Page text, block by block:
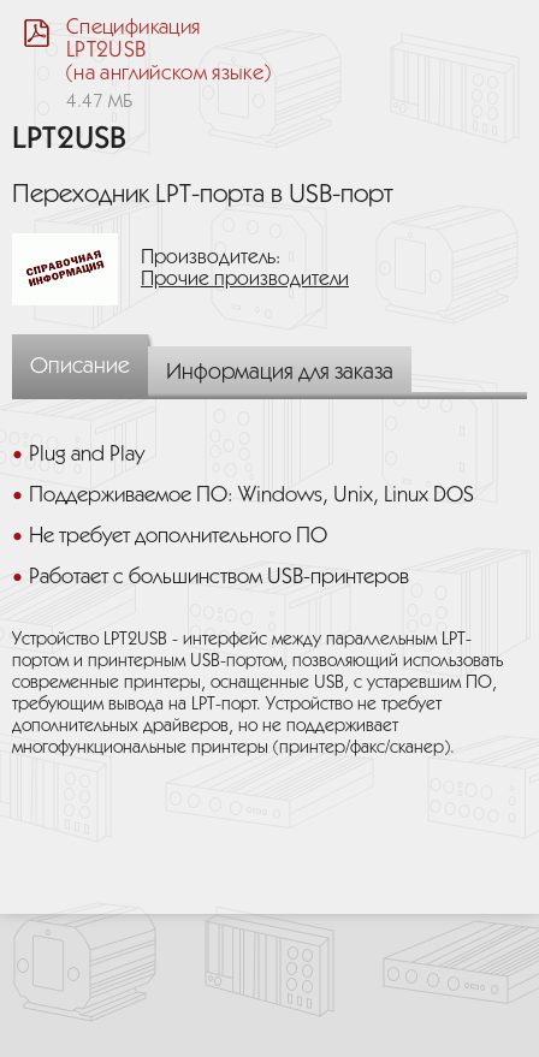
Спецификация
LPT2USB
(на английском языке)
4.47 МБ
LPT2USB
Переходник LPT-порта в USB-порт
Производитель:
Прочие производители
Описание Информация для заказа
Plug and Play
Поддерживаемое ПО: Windows, Unix, Linux DOS
Не требует дополнительного ПО
Работает с большинством USB-принтеров
Устройство LPT2USB - интерфейс между параллельным LPT-
портом и принтерным USB-портом, позволяющий использовать
современные принтеры, оснащенные USB, с устаревшим ПО,
требующим вывода на LPT-порт. Устройство не требует
дополнительных драйверов, но не поддерживает
многофункциональные принтеры (принтер/факс/сканер).